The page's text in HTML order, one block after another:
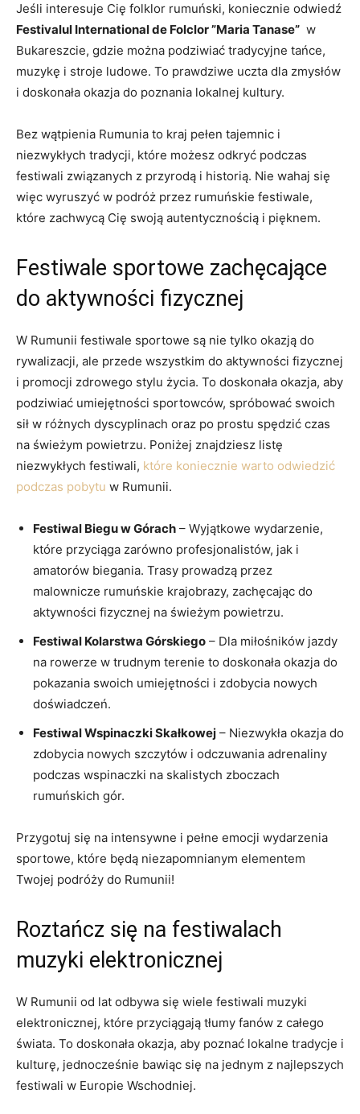
Jeśli interesuje​ Cię folklor rumuński, ​koniecznie odwiedź
Festivalul ‌International ​de‍ Folclor ⁢”Maria Tanase” ⁢ w‌
Bukareszcie, gdzie można podziwiać tradycyjne tańce,
‌muzykę ⁣i ⁤stroje ludowe. To‌ prawdziwe uczta dla ‌zmysłów
‌i doskonała okazja ‍do ⁢poznania lokalnej kultury.
Bez⁤ wątpienia Rumunia to kraj pełen tajemnic ‌i ​
niezwykłych⁢ tradycji, ⁢które możesz odkryć podczas
festiwali związanych z przyrodą i historią. Nie wahaj się⁢
więc wyruszyć w podróż ⁢przez rumuńskie festiwale,
które zachwycą Cię swoją autentycznością ⁤i pięknem.
Festiwale ‌sportowe​ zachęcające
do aktywności fizycznej
W Rumunii festiwale sportowe ⁣są nie tylko‍ okazją do
⁣rywalizacji, ale przede ⁢wszystkim do aktywności fizycznej‌
i promocji‌ zdrowego stylu życia.​ To doskonała okazja, aby
podziwiać umiejętności sportowców, spróbować swoich
⁢sił‌ w różnych​ dyscyplinach oraz po prostu spędzić ⁣czas
na świeżym powietrzu. Poniżej znajdziesz​ listę
niezwykłych festiwali,​ które koniecznie warto odwiedzić
podczas ‍pobytu w Rumunii.
Festiwal Biegu w Górach – Wyjątkowe ⁤wydarzenie,
⁣które przyciąga⁤ zarówno profesjonalistów, jak i
‍amatorów biegania. Trasy prowadzą⁣ przez
malownicze rumuńskie krajobrazy, ⁣zachęcając do
aktywności fizycznej na⁤ świeżym powietrzu.
Festiwal⁢ Kolarstwa Górskiego – Dla miłośników jazdy
na‌ rowerze w trudnym terenie to doskonała okazja do
pokazania swoich umiejętności i zdobycia nowych
doświadczeń.
Festiwal Wspinaczki‍ Skałkowej – Niezwykła okazja do
zdobycia nowych szczytów i odczuwania adrenaliny
‌podczas wspinaczki na skalistych zboczach
rumuńskich‍ gór.
Przygotuj się na intensywne i pełne​ emocji wydarzenia
sportowe, ⁤które będą niezapomnianym elementem
Twojej podróży do‍ Rumunii!
Roztańcz się ⁢na festiwalach
muzyki elektronicznej
W Rumunii od lat odbywa się wiele festiwali muzyki
elektronicznej, ​które przyciągają tłumy⁣ fanów ⁤z całego
świata. To doskonała okazja, ⁤aby poznać lokalne‌ tradycje ‍i⁢
kulturę, jednocześnie ​bawiąc się na jednym z⁤ najlepszych
festiwali ⁢w Europie Wschodniej.